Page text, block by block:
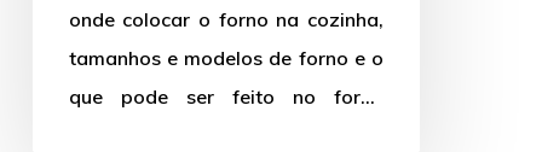
onde colocar o forno na cozinha,
tamanhos e modelos de forno e o
que pode ser feito no forno